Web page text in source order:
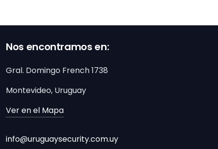
Nos encontramos en:
Gral. Domingo French 1738
Montevideo, Uruguay
Ver en el Mapa
info@uruguaysecurity.com.uy